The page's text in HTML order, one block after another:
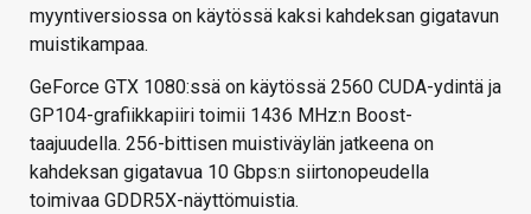
myyntiversiossa on käytössä kaksi kahdeksan gigatavun
muistikampaa.
GeForce GTX 1080:ssä on käytössä 2560 CUDA-ydintä ja
GP104-grafiikkapiiri toimii 1436 MHz:n Boost-
taajuudella. 256-bittisen muistiväylän jatkeena on
kahdeksan gigatavua 10 Gbps:n siirtonopeudella
toimivaa GDDR5X-näyttömuistia.